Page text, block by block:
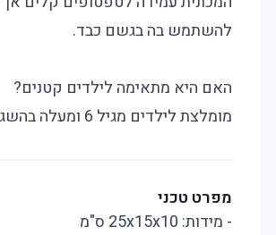
להשתמש בה בגשם כבד.
האם היא מתאימה לילדים קטנים?
מומלצת לילדים מגיל 6 ומעלה בהשגחת מבוגר.
מפרט טכני
- מידות: 25x15x10 ס"מ